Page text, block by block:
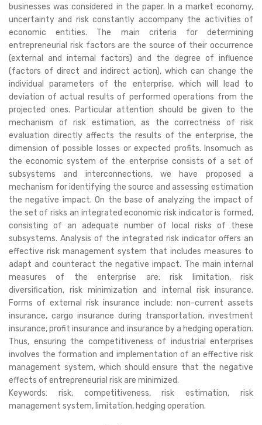
businesses was considered in the paper. In a market economy,
uncertainty and risk constantly accompany the activities of
economic entities. The main criteria for determining
entrepreneurial risk factors are the source of their occurrence
(external and internal factors) and the degree of influence
(factors of direct and indirect action), which can change the
individual parameters of the enterprise, which will lead to
deviation of actual results of performed operations from the
projected ones. Particular attention should be given to the
mechanism of risk estimation, as the correctness of risk
evaluation directly affects the results of the enterprise, the
dimension of possible losses or expected profits. Insomuch as
the economic system of the enterprise consists of a set of
subsystems and interconnections, we have proposed a
mechanism for identifying the source and assessing estimation
the negative impact. On the base of analyzing the impact of
the set of risks an integrated economic risk indicator is formed,
consisting of an adequate number of local risks of these
subsystems. Analysis of the integrated risk indicator offers an
effective risk management system that includes measures to
adapt and counteract the negative impact. The main internal
measures of the enterprise are: risk limitation, risk
diversification, risk minimization and internal risk insurance.
Forms of external risk insurance include: non-current assets
insurance, cargo insurance during transportation, investment
insurance, profit insurance and insurance by a hedging operation.
Thus, ensuring the competitiveness of industrial enterprises
involves the formation and implementation of an effective risk
management system, which should ensure that the negative
effects of entrepreneurial risk are minimized.
Keywords: risk, competitiveness, risk estimation, risk
management system, limitation, hedging operation.